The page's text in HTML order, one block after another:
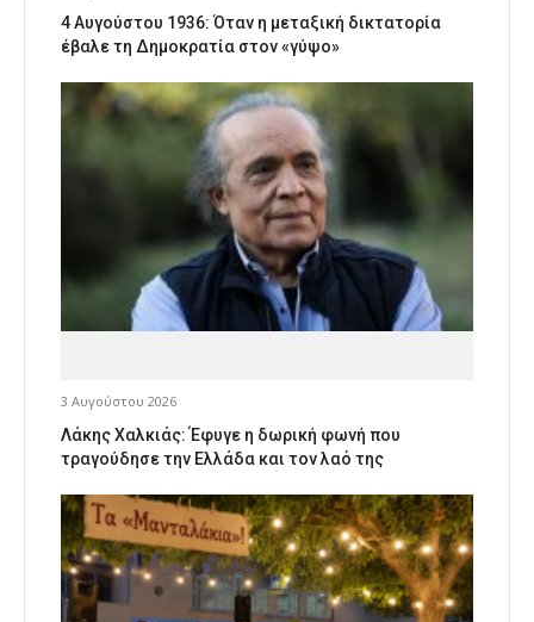
4 Αυγούστου 1936: Όταν η μεταξική δικτατορία
έβαλε τη Δημοκρατία στον «γύψο»
3 Αυγούστου 2026
Λάκης Χαλκιάς: Έφυγε η δωρική φωνή που
τραγούδησε την Ελλάδα και τον λαό της